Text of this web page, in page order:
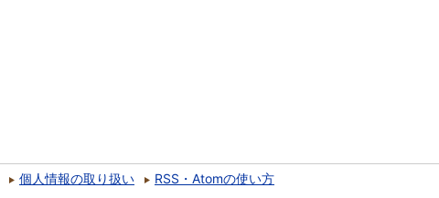
個人情報の取り扱い
RSS・Atomの使い方